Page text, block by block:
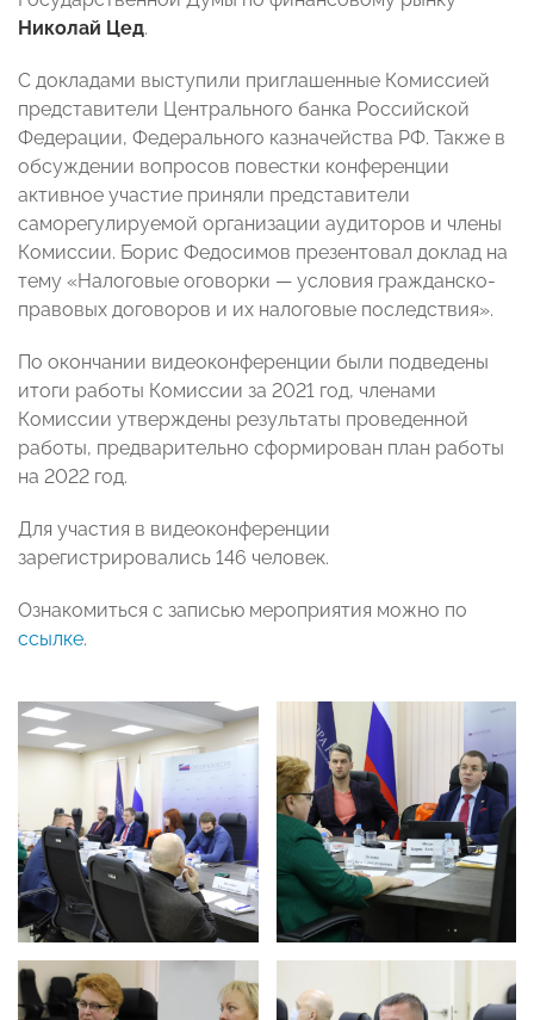
Николай Цед.
С докладами выступили приглашенные Комиссией
представители Центрального банка Российской
Федерации, Федерального казначейства РФ. Также в
обсуждении вопросов повестки конференции
активное участие приняли представители
саморегулируемой организации аудиторов и члены
Комиссии. Борис Федосимов презентовал доклад на
тему «Налоговые оговорки — условия гражданско-
правовых договоров и их налоговые последствия».
По окончании видеоконференции были подведены
итоги работы Комиссии за 2021 год, членами
Комиссии утверждены результаты проведенной
работы, предварительно сформирован план работы
на 2022 год.
Для участия в видеоконференции
зарегистрировались 146 человек.
Ознакомиться с записью мероприятия можно по
ссылке.